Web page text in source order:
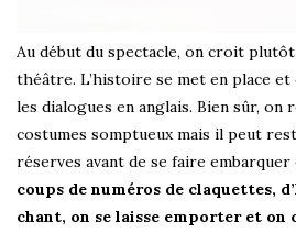
Au début du spectacle, on croit
théâtre. L’histoire se met en place
les dialogues en anglais. Bien sûr, on
costumes somptueux mais il peut
réserves avant de se faire embarquer
coups de numéros de claquettes,
chant, on se laisse emporter et on